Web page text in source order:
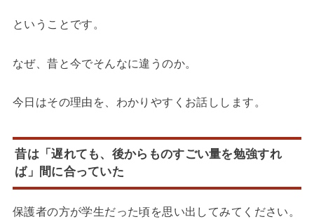
ということです。
なぜ、昔と今でそんなに違うのか。
今日はその理由を、わかりやすくお話しします。
昔は「遅れても、後からものすごい量を勉強すれ
ば」間に合っていた
保護者の方が学生だった頃を思い出してみてください。